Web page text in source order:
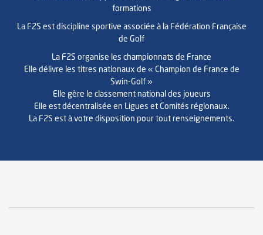
formations
La F2S est discipline sportive associée à la Fédération Française
de Golf
La F2S organise les championnats de France
Elle délivre les titres nationaux de « Champion de France de
Swin-Golf »
Elle gère le classement national des joueurs
Elle est décentralisée en Ligues et Comités régionaux.
La F2S est à votre disposition pour tout renseignements.